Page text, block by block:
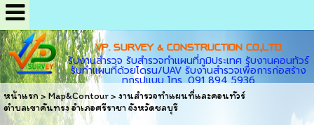
VP. SURVEY & CONSTRUCTION CO.,LTD.
รับงานสำรวจ รับสำรวจทำแผนที่ภูมิประเทศ รับงานคอนทัวร์
รับทำแผนที่ด้วยโดรน/UAV รับงานสำรวจเพื่อการก่อสร้าง
ทุกรูปแบบ โทร. 091 894 5936
หน้าแรก> Map&Contour> งานสำรวจทำแผนที่และคอนทัวร์
ตำบลเขาคันทรง อำเภอศรีราชา จังหวัดชลบุรี